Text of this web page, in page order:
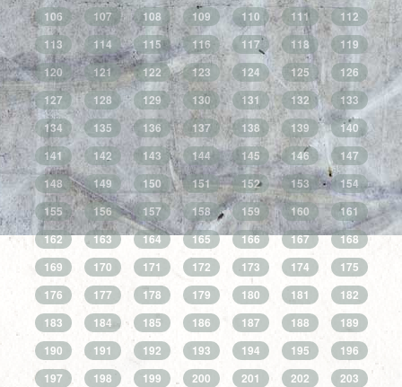
106
107 108 109 110 111
112
113
114 115 116 117 118
119
120
121 122 123 124 125
126
127
128 129 130 131 132
133
134
135 136 137 138 139
140
141
142 143 144 145 146
147
148
149 150 151 152 153
154
155
156 157 158 159 160
161
162
163 164 165 166 167
168
169
170 171 172 173 174
175
176
177 178 179 180 181
182
183
184 185 186 187 188
189
190
191 192 193 194 195
196
197
198 199 200 201 202
203